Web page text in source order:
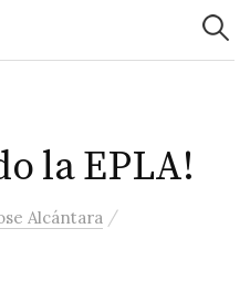
la EPLA!
Alcántara /
aprobado la EPLA!